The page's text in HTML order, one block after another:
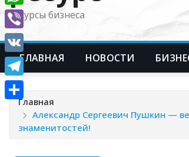
Ресурсы бизнеса
ГЛАВНАЯ НОВОСТИ
Главная
Александр Сергеевич Пушкин —
знаменитостей!
WhatsApp
Viber
VK
Telegram
Отправить